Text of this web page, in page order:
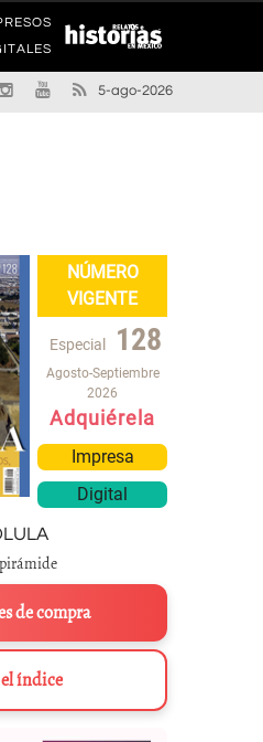
5-ago-2026
Variantes para el
NÚMERO
VIGENTE
Especial 128
Agosto-Septiembre
2026
Adquiérela
Impresa
Digital
de compra
índice